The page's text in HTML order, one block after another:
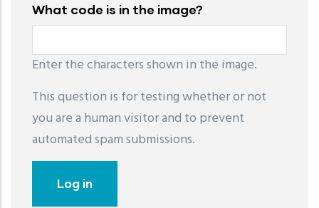
What code is in the image?
Enter the characters shown in the image.
This question is for testing whether or not
you are a human visitor and to prevent
automated spam submissions.